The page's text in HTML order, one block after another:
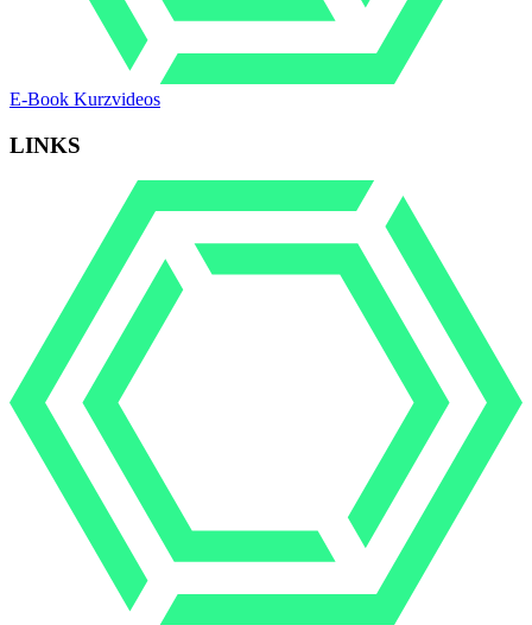
E-Book Kurzvideos
LINKS